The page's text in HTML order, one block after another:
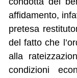
affidamento,
pretesa
del fatto che
alla
condizioni